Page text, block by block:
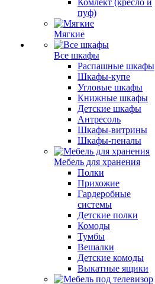
Комлект (кресло и
пуф)
Мягкие
Все шкафы
Распашные шкафы
Шкафы-купе
Угловые шкафы
Книжные шкафы
Детские шкафы
Антресоль
Шкафы-витрины
Шкафы-пеналы
Мебель для хранения
Полки
Прихожие
Гардеробные
системы
Детские полки
Комоды
Тумбы
Вешалки
Детские комоды
Выкатные ящики